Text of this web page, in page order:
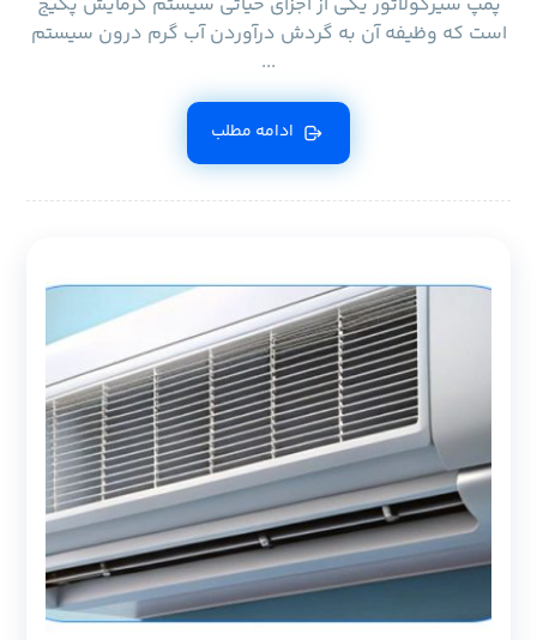
است که وظیفه آن به گردش درآوردن آب گرم درون سیستم
...
ادامه مطلب